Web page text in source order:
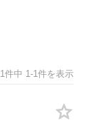
1件中 1-1件を表示